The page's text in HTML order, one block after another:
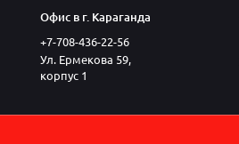
Офис в г. Караганда
+7-708-436-22-56
Ул. Ермекова 59,
корпус 1